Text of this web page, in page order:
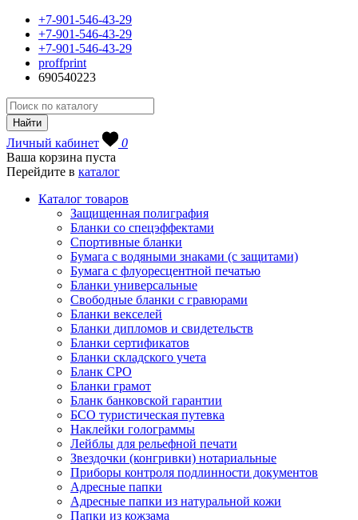
+7-901-546-43-29
+7-901-546-43-29
+7-901-546-43-29
proffprint
690540223
Личный кабинет
0
Ваша корзина пуста
Перейдите в каталог
Каталог товаров
Защищенная полиграфия
Бланки со спецэффектами
Спортивные бланки
Бумага с водяными знаками (с защитами)
Бумага с флуоресцентной печатью
Бланки универсальные
Свободные бланки с гравюрами
Бланки векселей
Бланки дипломов и свидетельств
Бланки сертификатов
Бланки складского учета
Бланк СРО
Бланки грамот
Бланк банковской гарантии
БСО туристическая путевка
Наклейки голограммы
Лейблы для рельефной печати
Звездочки (конгривки) нотариальные
Приборы контроля подлинности документов
Адресные папки
Адресные папки из натуральной кожи
Папки из кожзама